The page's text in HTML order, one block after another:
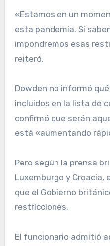
«Estamos en un
esta pandemia. Si
impondremos esas
reiteró.
Dowden no informó
incluidos en la lista de
confirmó que serán
está «aumentando
Pero según la prensa
Luxemburgo y Croacia,
que el Gobierno
restricciones.
El funcionario admitió